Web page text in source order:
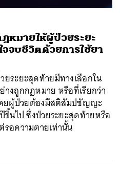
หมายให้ผู้ป่วยระยะ
จบชีวิตด้วยการใช้ยา
ระยะสุดท้ายมีทางเลือกใน
างถูกกฎหมาย หรือที่เรียกว่า
ดยผู้ป่วยต้องมีสติสัมปชัญญะ
ขึ้นไป ซึ่งป่วยระยะสุดท้ายหรือ
รอความตายเท่านั้น